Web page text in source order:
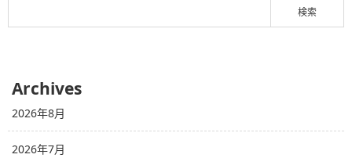
Archives
2026年8月
2026年7月